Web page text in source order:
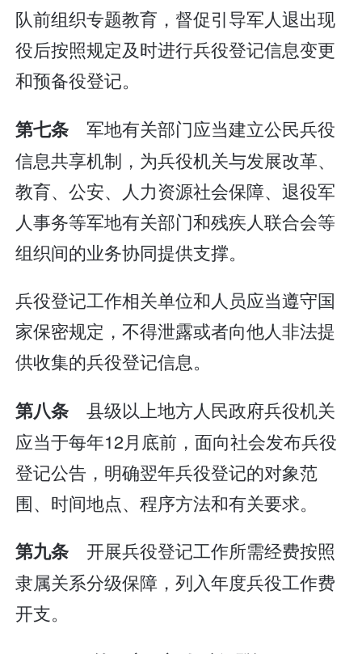
队前组织专题教育，督促引导军人退出现
役后按照规定及时进行兵役登记信息变更
和预备役登记。
第七条军地有关部门应当建立公民兵役
信息共享机制，为兵役机关与发展改革、
教育、公安、人力资源社会保障、退役军
人事务等军地有关部门和残疾人联合会等
组织间的业务协同提供支撑。
兵役登记工作相关单位和人员应当遵守国
家保密规定，不得泄露或者向他人非法提
供收集的兵役登记信息。
第八条县级以上地方人民政府兵役机关
应当于每年12月底前，面向社会发布兵役
登记公告，明确翌年兵役登记的对象范
围、时间地点、程序方法和有关要求。
第九条开展兵役登记工作所需经费按照
隶属关系分级保障，列入年度兵役工作费
开支。